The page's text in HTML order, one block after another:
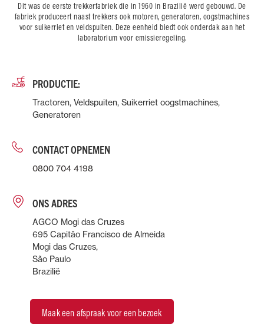
Dit was de eerste trekkerfabriek die in 1960 in Brazilië werd gebouwd. De
fabriek produceert naast trekkers ook motoren, generatoren, oogstmachines
voor suikerriet en veldspuiten. Deze eenheid biedt ook onderdak aan het
laboratorium voor emissieregeling.
PRODUCTIE:
Tractoren, Veldspuiten, Suikerriet oogstmachines,
Generatoren
CONTACT OPNEMEN
0800 704 4198
ONS ADRES
AGCO Mogi das Cruzes
695 Capitão Francisco de Almeida
Mogi das Cruzes,
São Paulo
Brazilië
Maak een afspraak voor een bezoek